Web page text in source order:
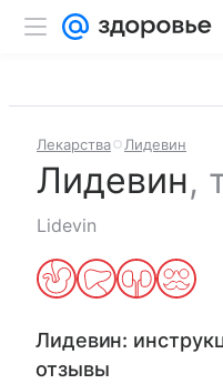
Лекарства Лидевин
Лидевин,
Lidevin
Лидевин:
отзывы